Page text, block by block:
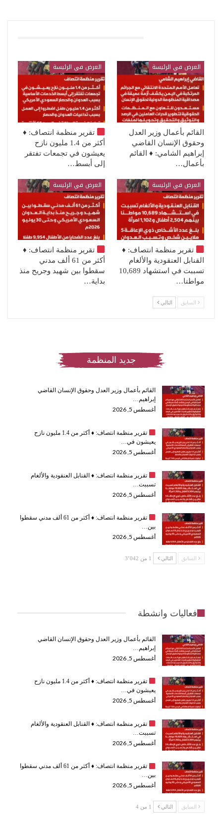
العرض في الرئيسة
القائم بأعمال وزير العدل
وحقوق الإنسان القاضي
إبراهيم الشامي: ♦️ القائم
بأعمال…
العرض في الرئيسة
تقرير منظمة انتصاف: ♦️
أكثر من 1.4 مليون نازح
يعيشون في تجمعات تفتقر
إلى أبسط…
العرض في الرئيسة
تقرير منظمة انتصاف: ♦️
القنابل العنقودية والألغام
تسببت في استشهاد 10,689
مواطنا…
العرض في الرئيسة
تقرير منظمة انتصاف: ♦️
أكثر من 61 ألف مدني
سقطوا بين شهيد وجريح منذ
بداية…
السابق التالي
جديد المنظمة
القائم بأعمال وزير العدل وحقوق الإنسان القاضي
إبراهيم…
أغسطس 5, 2026
تقرير منظمة انتصاف: ♦️
أكثر من 1.4 مليون نازح
يعيشون في…
أغسطس 5, 2026
تقرير منظمة انتصاف: ♦️القنابل العنقودية والألغام
تسببت…
أغسطس 5, 2026
تقرير منظمة انتصاف: ♦️
أكثر من 61 ألف مدني سقطوا
بين…
أغسطس 5, 2026
السابق التالي 1 من 3٬042
فعاليات وانشطة
القائم بأعمال وزير العدل وحقوق الإنسان القاضي
إبراهيم…
أغسطس 5, 2026
تقرير منظمة انتصاف: ♦️
أكثر من 1.4 مليون نازح
يعيشون في…
أغسطس 5, 2026
تقرير منظمة انتصاف: ♦️القنابل العنقودية والألغام
تسببت…
أغسطس 5, 2026
تقرير منظمة انتصاف: ♦️
أكثر من 61 ألف مدني سقطوا
بين…
أغسطس 5, 2026
السابق التالي 1 من 4